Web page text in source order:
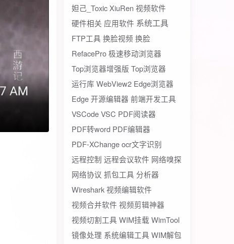
妲己_ToxicXiuRen 视频软件
硬件相关 应用软件 系统工具
FTP工具 换脸视频 换脸
RefacePro极速移动浏览器
Top浏览器增强版 Top浏览器
运行库 WebView2 Edge浏览器
Edge开源编辑器 前端开发工具
VSCodeVSC PDF阅读器
PDF转word PDF编辑器
PDF-XChangeocr文字识别
远程控制 远程会议软件 网络嗅探
网络协议 抓包工具 分析器
Wireshark视频编辑软件
视频合并软件 视频剪辑神器
视频切割工具 WIM挂载 WimTool
镜像处理 系统编辑工具 WIM解包